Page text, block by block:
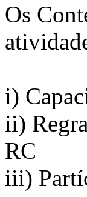
Os
i)
ii)
RC
iii)